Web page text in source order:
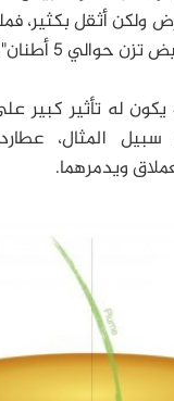
ولكن أثقل بكثير،
حوالي 5 أطنان".
له تأثير كبير
المثال،
ويدمرهما.